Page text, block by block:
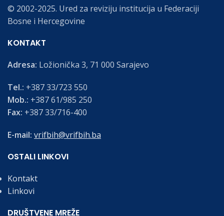
© 2002-2025. Ured za reviziju institucija u Federaciji
Bosne i Hercegovine
KONTAKT
Adresa: Ložionička 3, 71 000 Sarajevo
Tel.: +387 33/723 550
Mob.: +387 61/985 250
Fax: +387 33/716-400
E-mail: vrifbih@vrifbih.ba
OSTALI LINKOVI
Kontakt
Linkovi
DRUŠTVENE MREŽE